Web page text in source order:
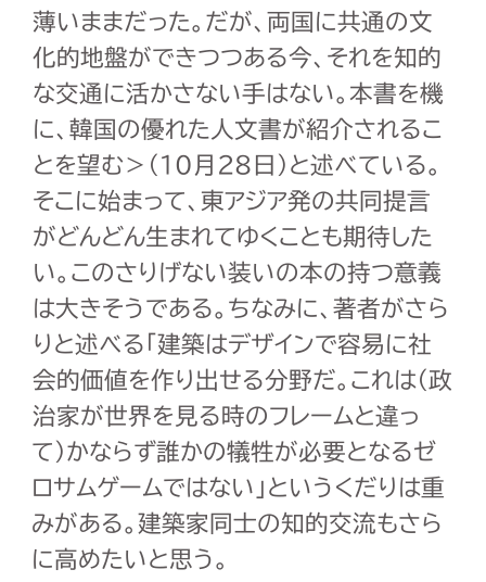
薄いままだった。だが、両国に共通の文
化的地盤ができつつある今、それを知的
な交通に活かさない手はない。本書を機
に、韓国の優れた人文書が紹介されるこ
とを望む＞（10月28日）と述べている。
そこに始まって、東アジア発の共同提言
がどんどん生まれてゆくことも期待した
い。このさりげない装いの本の持つ意義
は大きそうである。ちなみに、著者がさら
りと述べる「建築はデザインで容易に社
会的価値を作り出せる分野だ。これは（政
治家が世界を見る時のフレームと違っ
て）かならず誰かの犠牲が必要となるゼ
ロサムゲームではない」というくだりは重
みがある。建築家同士の知的交流もさら
に高めたいと思う。